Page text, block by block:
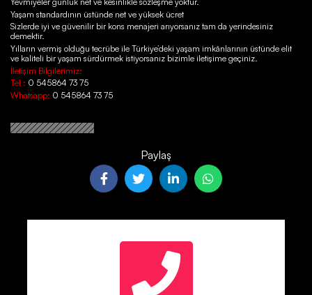
Yaşam standardının üstünde net ve yüksek ücret
Sizlerde iyi ve güvenilir bir kons menajeri arıyorsanız tam da yerindesiniz
demektir.
Yılların vermiş olduğu tecrübe ile Türkiye’deki yaşam imkânlarının üstünde elit
ve kaliteli bir yaşam sürdürmek istiyorsanız bizimle iletişime geçiniz.
İletişim Bilgilerimiz:
Tel : 0 545864 73 75
Whatsapp: 0 545864 73 75
Paylaş